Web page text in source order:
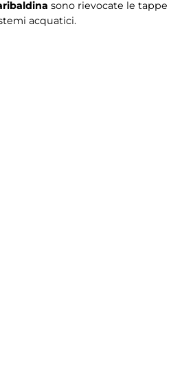
sono rievocate le tappe
acquatici.